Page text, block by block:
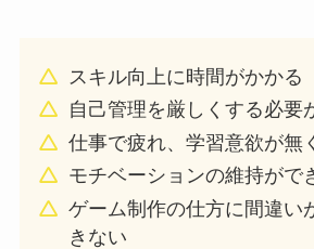
スキル向上に時間がかかる
自己管理を厳しくする必要
仕事で疲れ、学習意欲が無
モチベーションの維持がで
ゲーム制作の仕方に間違い
きない